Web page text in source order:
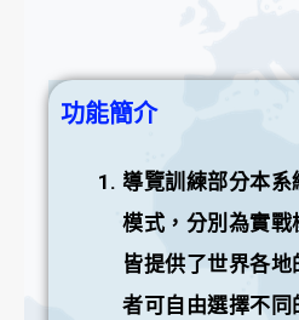
功能簡介
導覽訓練部分本
模式，分別為實戰
皆提供了世界各地
者可自由選擇不